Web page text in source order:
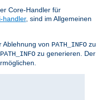
Core-Handler für
handler, sind im Allgemeinen
Ablehnung von PATH_INFO zu
PATH_INFO zu generieren. Der